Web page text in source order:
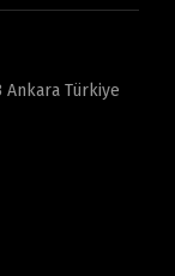
Ankara Türkiye